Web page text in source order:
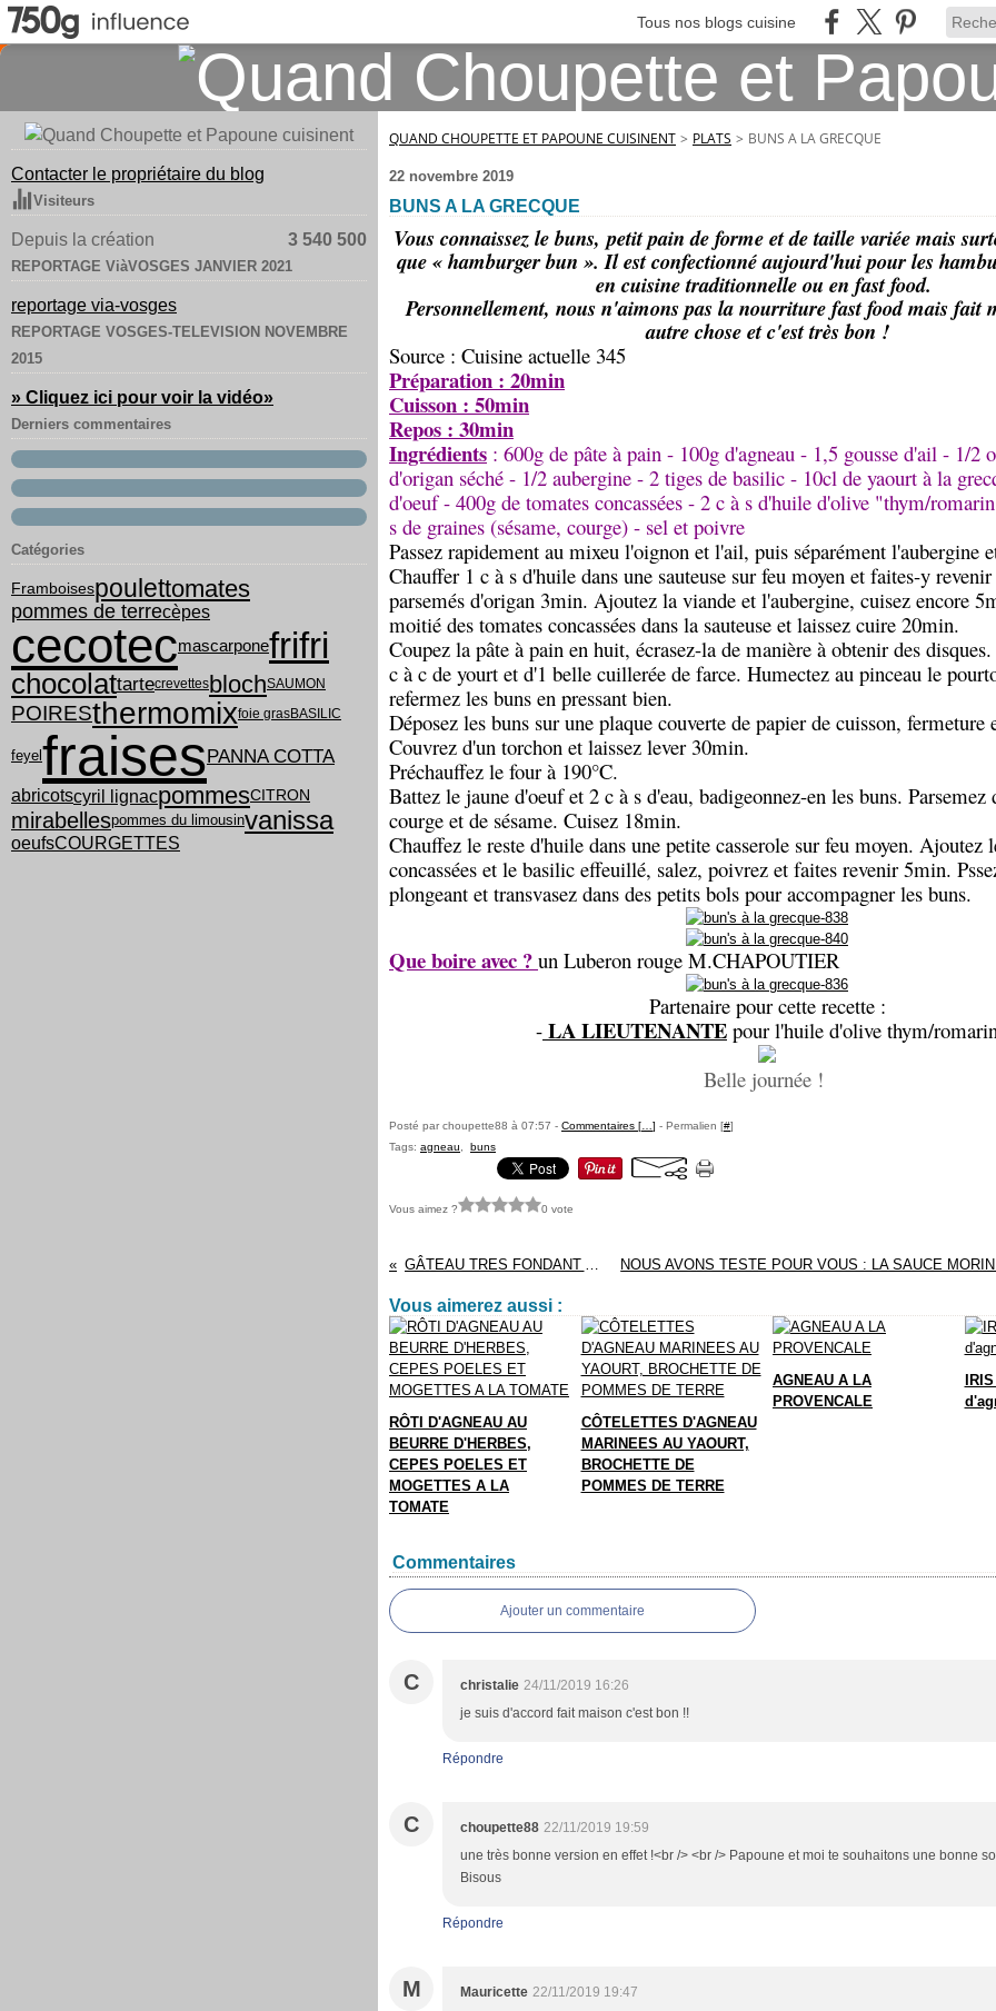
Tous nos blogs cuisine
Contacter le propriétaire du blog
Visiteurs
Depuis la création 3 540 500
REPORTAGE ViàVOSGES JANVIER 2021
reportage via-vosges
REPORTAGE VOSGES-TELEVISION NOVEMBRE
2015
» Cliquez ici pour voir la vidéo»
Derniers commentaires
Catégories
Framboisespoulettomates
pommes de terrecèpes
cecotecmascarponefrifri
chocolattartecrevettesblochSAUMON
POIRESthermomixfoie grasBASILIC
feyel fraisesPANNA COTTA
abricotscyril lignacpommesCITRON
mirabellespommes du limousinvanissa
oeufsCOURGETTES
QUAND CHOUPETTE ET PAPOUNE CUISINENT > PLATS > BUNS A LA GRECQUE
22 novembre 2019
BUNS A LA GRECQUE
Vous connaissez le buns, petit pain de forme et de taille variée mais
que « hamburger bun ». Il est confectionné aujourd'hui pour les
en cuisine traditionnelle ou en fast food.
Personnellement, nous n'aimons pas la nourriture fast food mais fait
autre chose et c'est très bon !
Source : Cuisine actuelle 345
Préparation : 20min
Cuisson : 50min
Repos : 30min
Ingrédients : 600g de pâte à pain - 100g d'agneau - 1,5 gousse d'ail - 1/2
d'origan séché - 1/2 aubergine - 2 tiges de basilic - 10cl de yaourt à la
d'oeuf - 400g de tomates concassées - 2 c à s d'huile d'olive "thym/
s de graines (sésame, courge) - sel et poivre
Passez rapidement au mixeu l'oignon et l'ail, puis séparément l'aubergine
Chauffer 1 c à s d'huile dans une sauteuse sur feu moyen et faites-y
parsemés d'origan 3min. Ajoutez la viande et l'aubergine, cuisez encore
moitié des tomates concassées dans la sauteuse et laissez cuire 20min.
Coupez la pâte à pain en huit, écrasez-la de manière à obtenir des
c à c de yourt et d'1 belle cuillerée de farce. Humectez au pinceau le
refermez les buns en pressant bien.
Déposez les buns sur une plaque couverte de papier de cuisson, fermeture
Couvrez d'un torchon et laissez lever 30min.
Préchauffez le four à 190°C.
Battez le jaune d'oeuf et 2 c à s d'eau, badigeonnez-en les buns. Parsemez
courge et de sésame. Cuisez 18min.
Chauffez le reste d'huile dans une petite casserole sur feu moyen. Ajoutez
concassées et le basilic effeuillé, salez, poivrez et faites revenir 5min.
plongeant et transvasez dans des petits bols pour accompagner les buns.
Que boire avec ? un Luberon rouge M.CHAPOUTIER
Partenaire pour cette recette :
- LA LIEUTENANTE pour l'huile d'olive thym/
Belle journée !
Posté par choupette88 à 07:57 - Commentaires [ ] - Permalien [#]
Tags: agneau buns
Vous aimez ? 0 vote
GÂTEAU TRES FONDANT AUX NOIX
Vous aimerez aussi :
RÔTI D'AGNEAU AU
BEURRE D'HERBES,
CEPES POELES ET
MOGETTES A LA
TOMATE
CÔTELETTES D'AGNEAU
MARINEES AU YAOURT,
BROCHETTE DE
POMMES DE TERRE
AGNEAU A LA
PROVENCALE
Commentaires
Ajouter un commentaire
C christalie 24/11/2019 16:26
je suis d'accord fait maison c'est bon !!
Répondre
C choupette88 22/11/2019 19:59
une très bonne version en effet !<br /> <br /> Papoune et moi te souhaitons une bonne
Bisous
Répondre
M Mauricette 22/11/2019 19:47